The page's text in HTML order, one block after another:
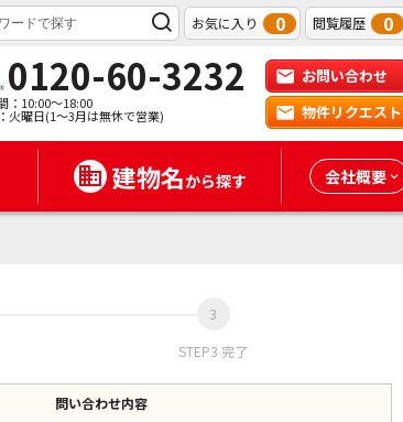
お気に入り 0 閲覧履歴 0
0120-60-3232
：10:00～18:00
火曜日(1～3月は無休で営業)
お問い合わせ
物件リクエスト
建物名から探す 会社概要
STEP3 完了
問い合わせ内容